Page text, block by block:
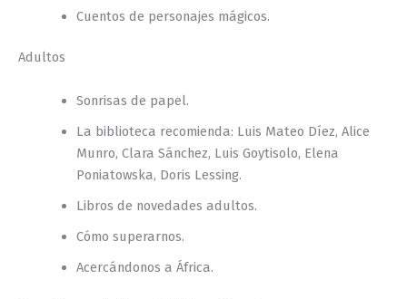
Cuentos de personajes mágicos.
Adultos
Sonrisas de papel.
La biblioteca recomienda: Luis Mateo Díez, Alice
Munro, Clara Sánchez, Luis Goytisolo, Elena
Poniatowska, Doris Lessing.
Libros de novedades adultos.
Cómo superarnos.
Acercándonos a África.